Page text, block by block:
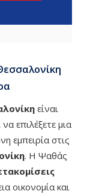
είναι
επιλέξετε μια
εμπειρία στις
. Η Ψαθάς
οικονομία και